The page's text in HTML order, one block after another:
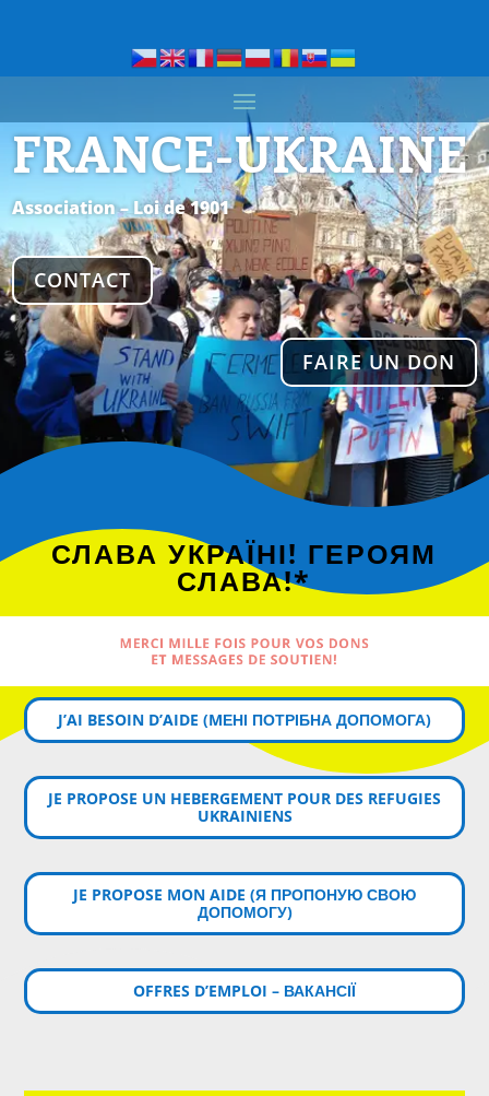
FRANCE-UKRAINE
Association – Loi de 1901
CONTACT
FAIRE UN DON
СЛАВА УКРАЇНІ! ГЕРОЯМ
СЛАВА!*
MERCI MILLE FOIS POUR VOS DONS
ET MESSAGES DE SOUTIEN!
J’AI BESOIN D’AIDE (MЕНІ ПОТРІБНА ДОПОМОГА)
JE PROPOSE UN HEBERGEMENT POUR DES REFUGIES
UKRAINIENS
JE PROPOSE MON AIDE (Я ПРОПОНУЮ СВОЮ
ДОПОМОГУ)
OFFRES D’EMPLOI – ВАКАНСІЇ